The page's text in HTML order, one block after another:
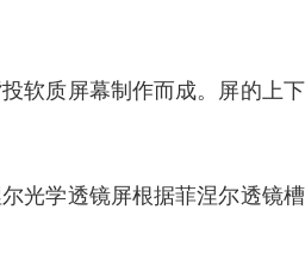
软质屏幕制作而成。屏的上
光学透镜屏根据菲涅尔透镜